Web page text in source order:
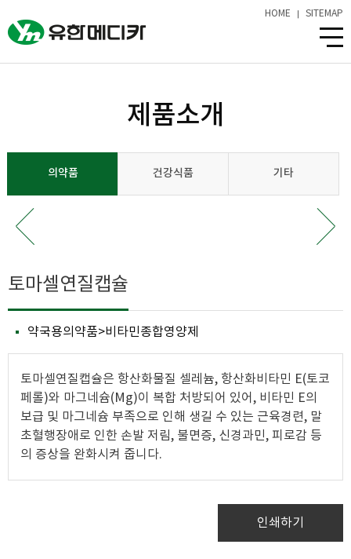
HOME SITEMAP
제품소개
의약품 건강식품 기타
토마셀연질캡슐
약국용의약품>비타민종합영양제
토마셀연질캡슐은 항산화물질 셀레늄, 항산화비타민 E(토코
페롤)와 마그네슘(Mg)이 복합 처방되어 있어, 비타민 E의
보급 및 마그네슘 부족으로 인해 생길 수 있는 근육경련, 말
초혈행장애로 인한 손발 저림, 불면증, 신경과민, 피로감 등
의 증상을 완화시켜 줍니다.
인쇄하기